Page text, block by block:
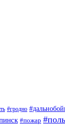
#гродно
#пожар